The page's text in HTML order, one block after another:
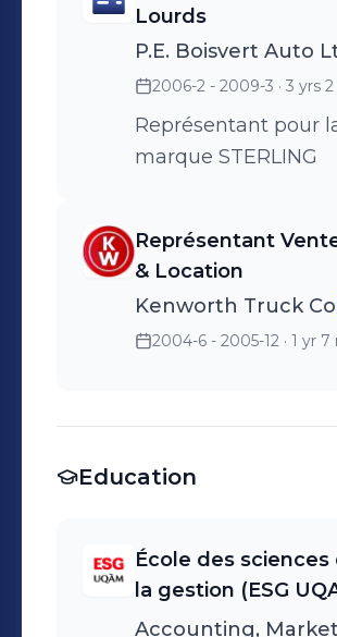
Lourds
P.E. Boisvert Auto
2006-2 - 2009-3 · 3 yrs
Représentant pour
marque STERLING
Représentant
& Location
Kenworth Truck
2004-6 - 2005-12 · 1 yr
Education
École des sciences
la gestion (ESG
Accounting,